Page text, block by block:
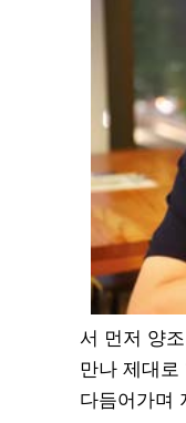
서 먼저 양
만나 제대로
다듬어가며